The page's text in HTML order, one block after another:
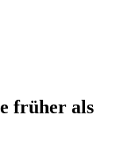
früher als